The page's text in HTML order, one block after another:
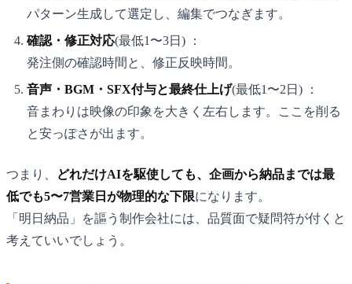
パターン生成して選定し、編集でつなぎます。
確認・修正対応(最低1〜3日) ：
発注側の確認時間と、修正反映時間。
音声・BGM・SFX付与と最終仕上げ(最低1〜2日) ：
音まわりは映像の印象を大きく左右します。ここを削る
と安っぽさが出ます。
つまり、
どれだけAIを駆使しても、企画から納品までは最
低でも5〜7営業日が物理的な下限になります。
「明日納品」を謳う制作会社には、品質面で疑問符が付くと
考えていいでしょう。